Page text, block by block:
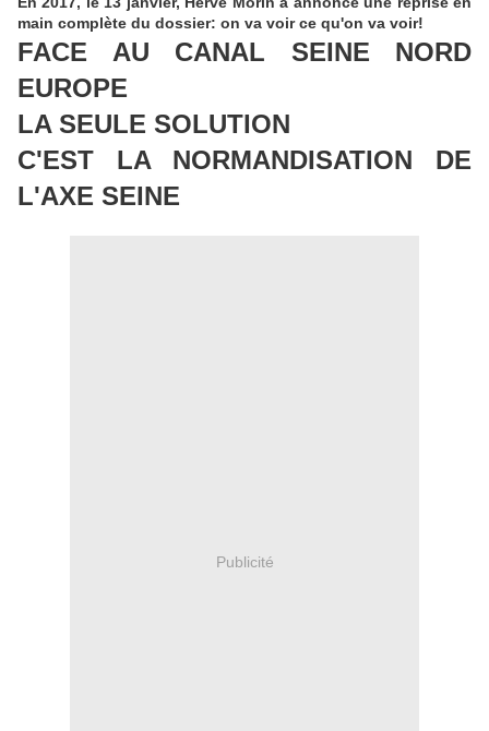
main complète du dossier: on va voir ce qu'on va voir!
FACE AU CANAL SEINE NORD
EUROPE
LA SEULE SOLUTION
C'EST LA NORMANDISATION DE
L'AXE SEINE
Publicité